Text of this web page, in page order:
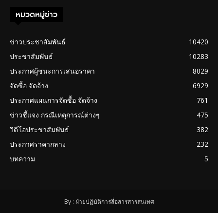
หมวดหมู่ข่าว
ข่าวประชาสัมพันธ์
10420
ประชาสัมพันธ์
10283
ประกาศผู้ชนะการเสนอราคา
8029
จัดซื้อ จัดจ้าง
6929
ประกาศแผนการจัดซื้อ จัดจ้าง
761
ข่าวชี้แจง กรณีเหตุการณ์ต่างๆ
475
วิดีโอประชาสัมพันธ์
382
ประกาศราคากลาง
232
บทความ
5
By : ฝ่ายปฏิบัติการสื่อสารสารสนเทศ